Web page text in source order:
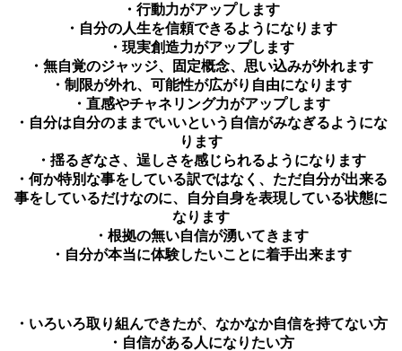
・行動力がアップします
・自分の人生を信頼できるようになります
・現実創造力がアップします
・無自覚のジャッジ、固定概念、思い込みが外れます
・制限が外れ、可能性が広がり自由になります
・直感やチャネリング力がアップします
・自分は自分のままでいいという自信がみなぎるようにな
ります
・揺るぎなさ、逞しさを感じられるようになります
・何か特別な事をしている訳ではなく、ただ自分が出来る
事をしているだけなのに、自分自身を表現している状態に
なります
・根拠の無い自信が湧いてきます
・自分が本当に体験したいことに着手出来ます
・いろいろ取り組んできたが、なかなか自信を持てない方
・自信がある人になりたい方